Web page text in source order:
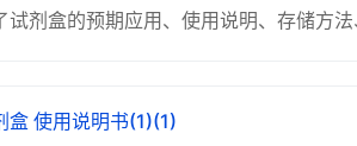
试剂盒的预期应用、使用说明、存储方
盒 使用说明书(1)(1)